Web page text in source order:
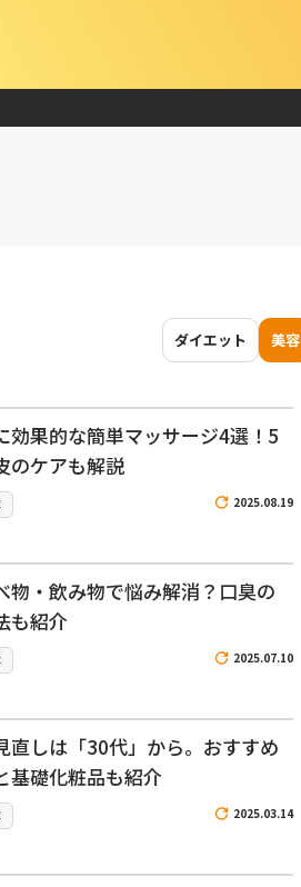
ダイエット 美容
効果的な簡単マッサージ4選！5
のケアも解説
2025.08.19
物・飲み物で悩み解消？口臭の
も紹介
2025.07.10
直しは「30代」から。おすすめ
基礎化粧品も紹介
2025.03.14